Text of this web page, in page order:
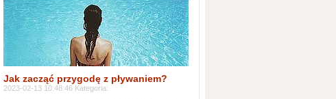
Jak zacząć przygodę z pływaniem?
2023-02-13 10:48:46 Kategoria: